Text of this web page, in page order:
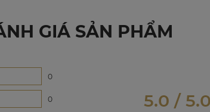
GIÁ SẢN PHẨM
0
0 5.0 / 5.0